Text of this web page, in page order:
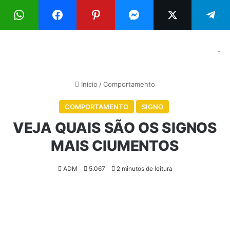
Menu
-
Início /Comportamento
COMPORTAMENTO SIGNO
VEJA QUAIS SÃO OS SIGNOS
MAIS CIUMENTOS
ADM 5.067 2 minutos de leitura